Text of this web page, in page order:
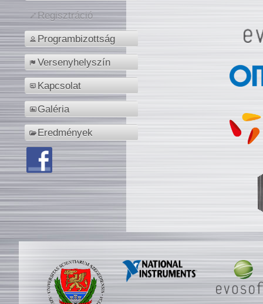
Regisztráció
Programbizottság
Versenyhelyszín
Kapcsolat
Galéria
Eredmények